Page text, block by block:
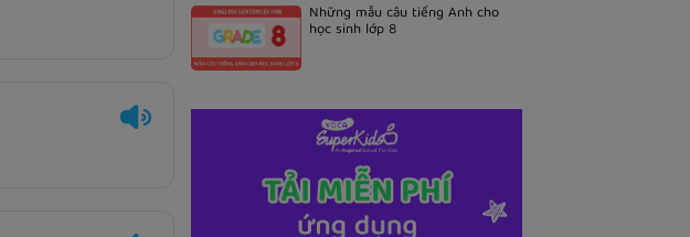
Những mẫu câu tiếng Anh cho
học sinh lớp 8